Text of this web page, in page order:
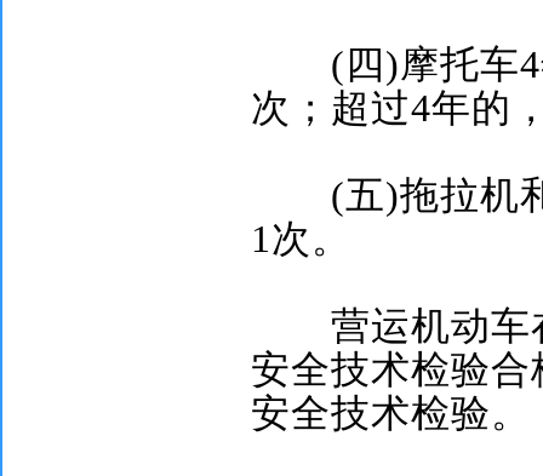
( 四)摩托车4
次；超过4年的
(五)拖拉机
1次。
营运机动车
安全技术检验
安全技术检验。